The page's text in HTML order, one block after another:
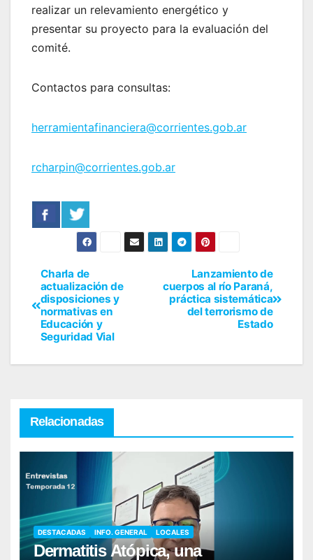
realizar un relevamiento energético y
presentar su proyecto para la evaluación del
comité.
Contactos para consultas:
herramientafinanciera@corrientes.gob.ar
rcharpin@corrientes.gob.ar
Lanzamiento de
cuerpos al río Paraná,
práctica sistemática
del terrorismo de
Estado
Charla de
actualización de
disposiciones y
normativas en
Educación y
Seguridad Vial
Relacionadas
DESTACADAS INFO. GENERAL LOCALES
Dermatitis Atópica, una